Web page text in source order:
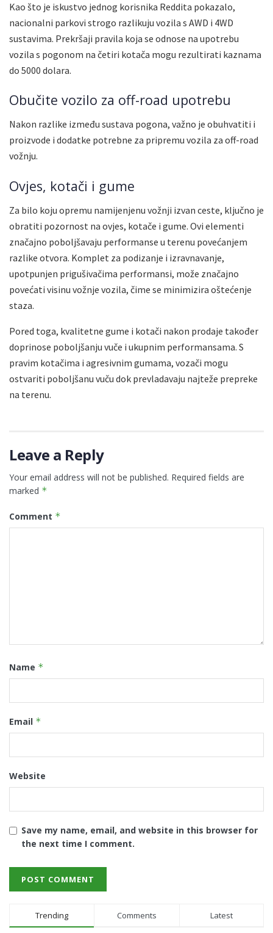
Kao što je iskustvo jednog korisnika Reddita pokazalo,
nacionalni parkovi strogo razlikuju vozila s AWD i 4WD
sustavima. Prekršaji pravila koja se odnose na upotrebu
vozila s pogonom na četiri kotača mogu rezultirati kaznama
do 5000 dolara.
Obučite vozilo za off-road upotrebu
Nakon razlike između sustava pogona, važno je obuhvatiti i
proizvode i dodatke potrebne za pripremu vozila za off-road
vožnju.
Ovjes, kotači i gume
Za bilo koju opremu namijenjenu vožnji izvan ceste, ključno je
obratiti pozornost na ovjes, kotače i gume. Ovi elementi
značajno poboljšavaju performanse u terenu povećanjem
razlike otvora. Komplet za podizanje i izravnavanje,
upotpunjen prigušivačima performansi, može značajno
povećati visinu vožnje vozila, čime se minimizira oštećenje
staza.
Pored toga, kvalitetne gume i kotači nakon prodaje također
doprinose poboljšanju vuče i ukupnim performansama. S
pravim kotačima i agresivnim gumama, vozači mogu
ostvariti poboljšanu vuču dok prevladavaju najteže prepreke
na terenu.
Leave a Reply
Your email address will not be published. Required fields are
marked *
Comment *
Name *
Email *
Website
Save my name, email, and website in this browser for
the next time I comment.
Trending Comments Latest